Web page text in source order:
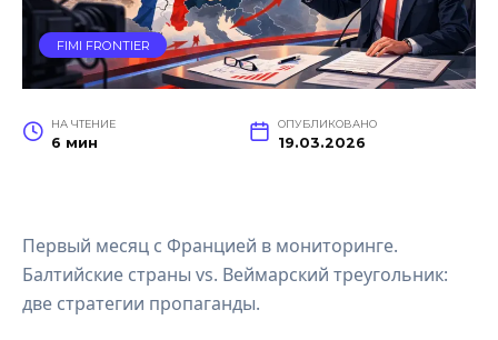
FIMI FRONTIER
НА ЧТЕНИЕ
6 мин
ОПУБЛИКОВАНО
19.03.2026
Первый месяц с Францией в мониторинге.
Балтийские страны vs. Веймарский треугольник:
две стратегии пропаганды.